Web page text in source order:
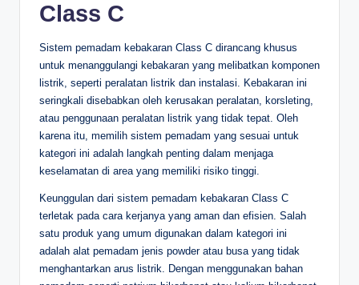
Class C
Sistem pemadam kebakaran Class C dirancang khusus
untuk menanggulangi kebakaran yang melibatkan komponen
listrik, seperti peralatan listrik dan instalasi. Kebakaran ini
seringkali disebabkan oleh kerusakan peralatan, korsleting,
atau penggunaan peralatan listrik yang tidak tepat. Oleh
karena itu, memilih sistem pemadam yang sesuai untuk
kategori ini adalah langkah penting dalam menjaga
keselamatan di area yang memiliki risiko tinggi.
Keunggulan dari sistem pemadam kebakaran Class C
terletak pada cara kerjanya yang aman dan efisien. Salah
satu produk yang umum digunakan dalam kategori ini
adalah alat pemadam jenis powder atau busa yang tidak
menghantarkan arus listrik. Dengan menggunakan bahan